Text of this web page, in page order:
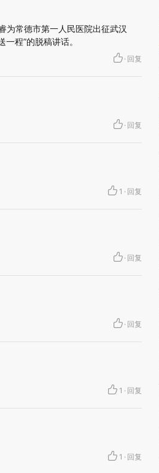
为常德市第一人民医院出征武汉
程”的脱稿讲话。
· 回复
· 回复
1 · 回复
· 回复
· 回复
1 · 回复
1 · 回复